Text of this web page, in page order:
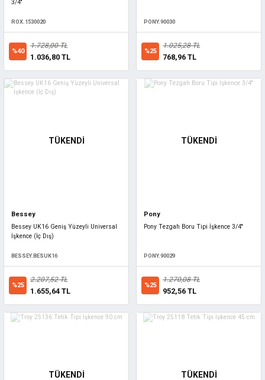
3/4''
ROX.1530020
%40
1.728,00 TL
1.036,80 TL
PONY.90030
%25
1.025,28 TL
768,96 TL
TÜKENDİ
Bessey
Bessey UK16 Geniş Yüzeyli Universal
İşkence (İç Dış)
BESSEY.BESUK16
%25
2.207,52 TL
1.655,64 TL
TÜKENDİ
Pony
Pony Tezgah Boru Tipi İşkence 3/4''
PONY.90029
%25
1.270,08 TL
952,56 TL
TÜKENDİ TÜKENDİ